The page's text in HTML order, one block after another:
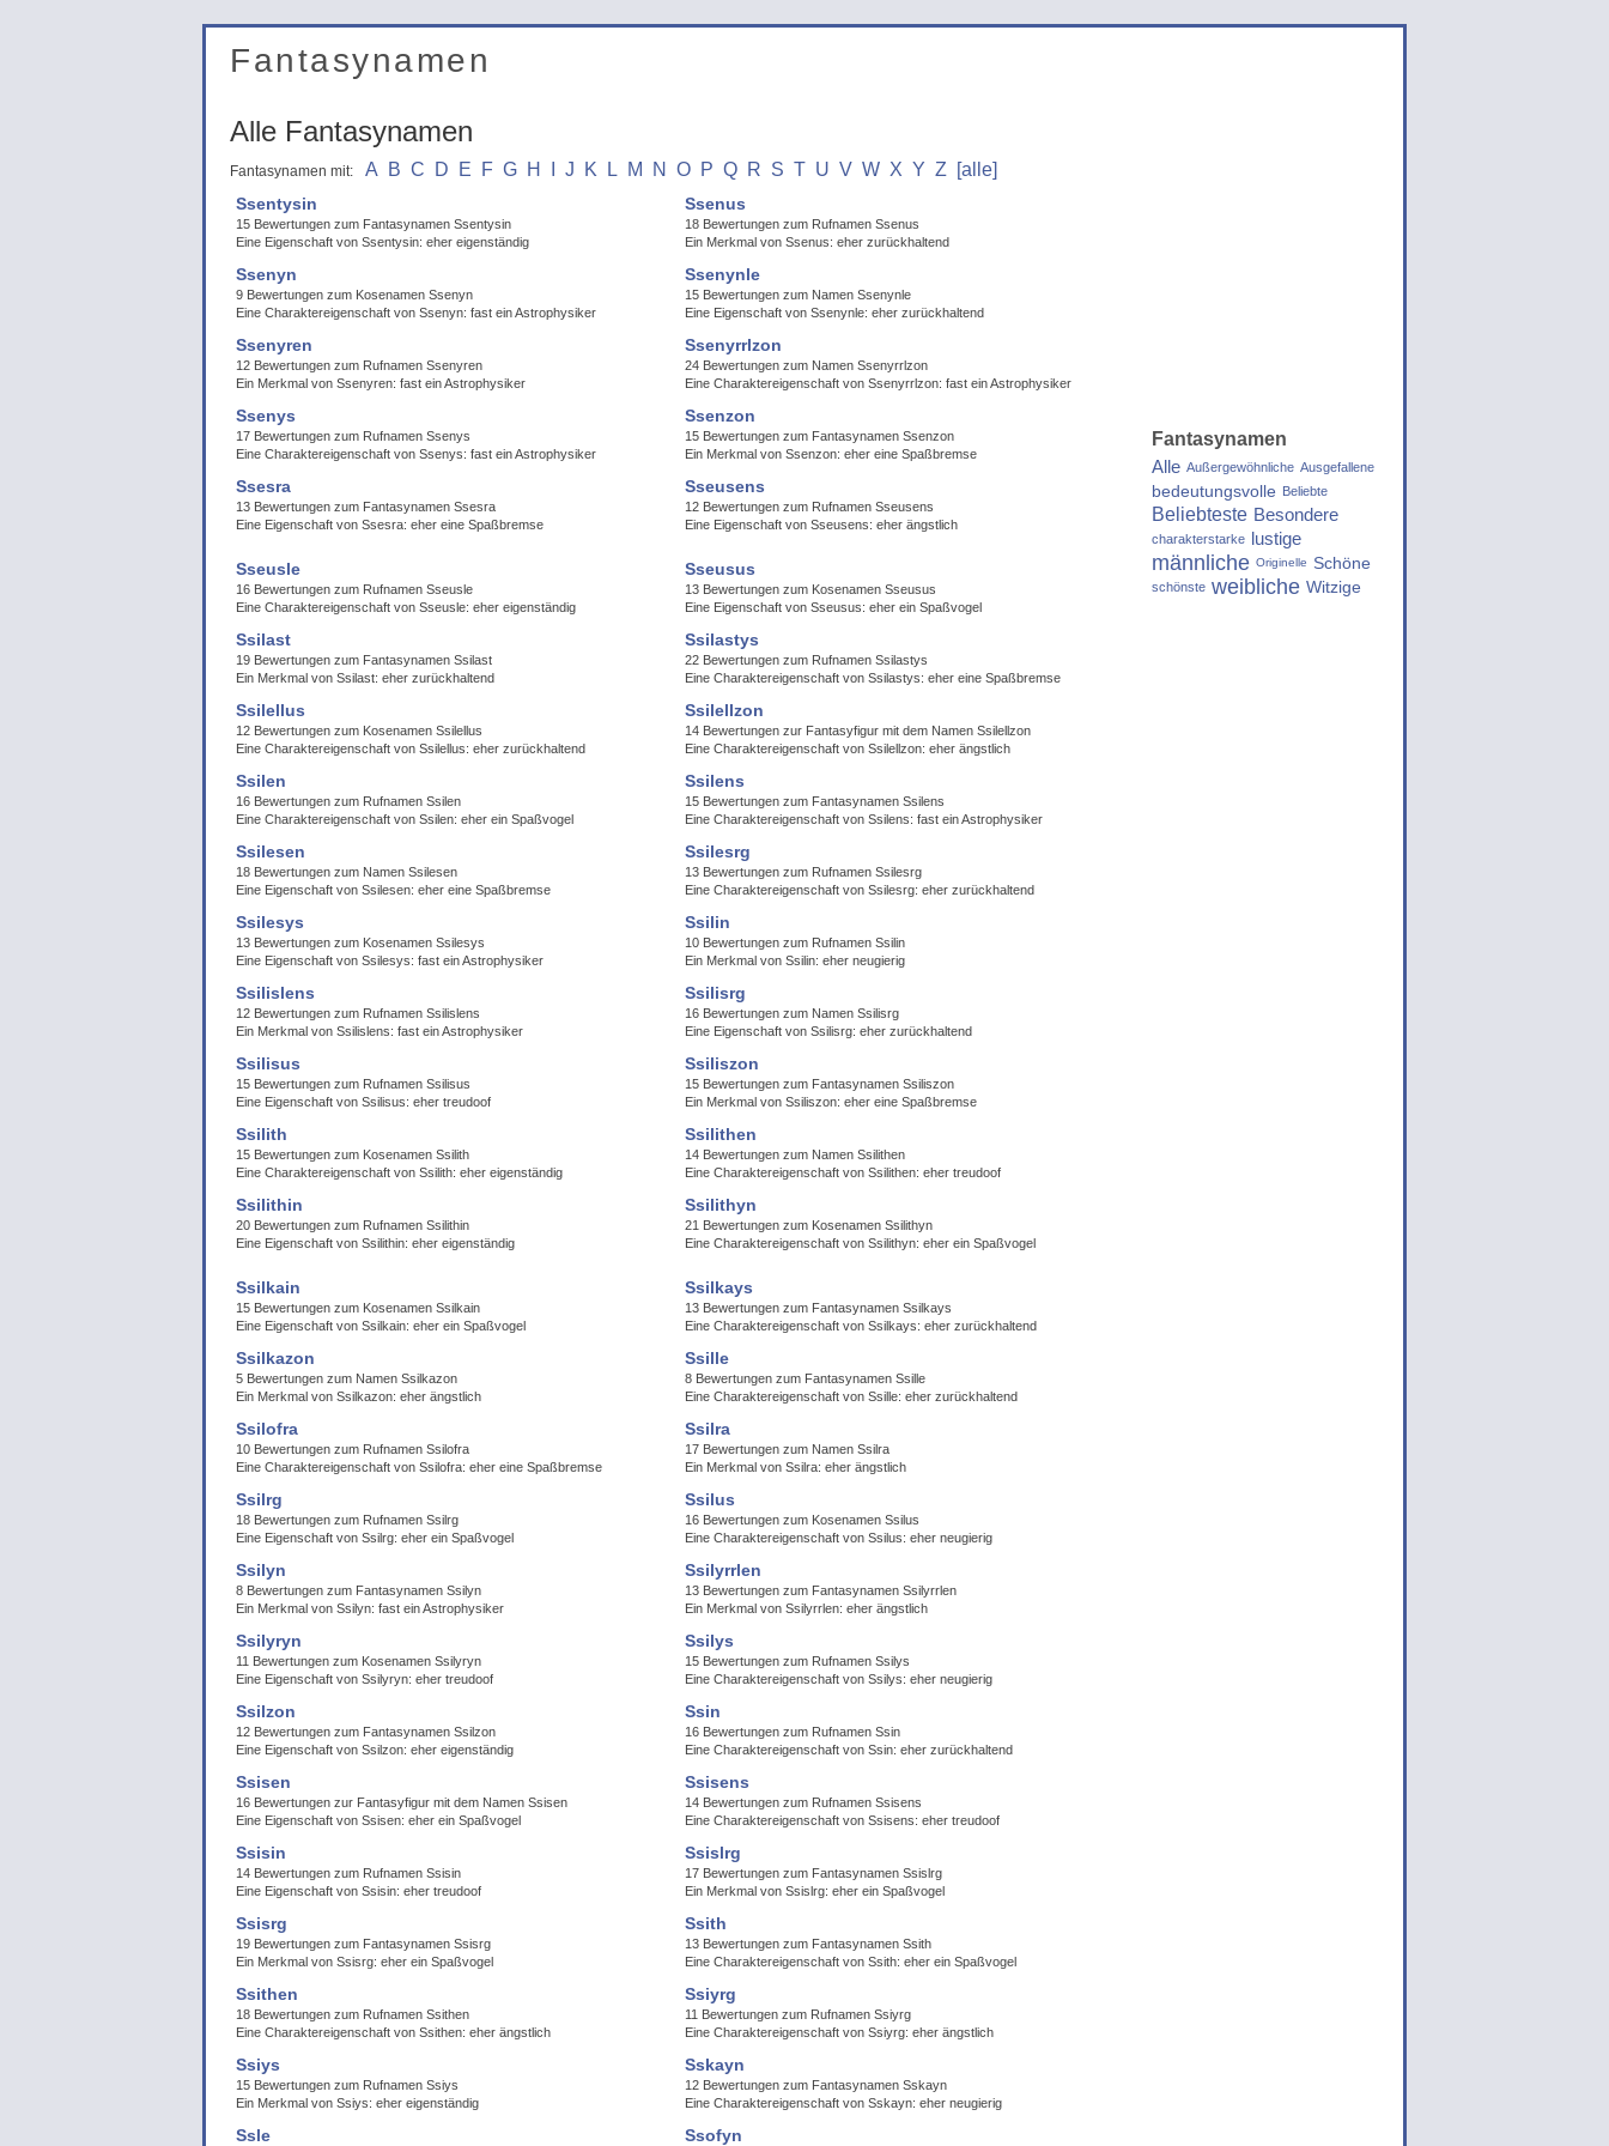
Fantasynamen
Alle Fantasynamen
Fantasynamen mit: A B C D E F G H J K L M N O P Q R S T U V W X Y Z [alle]
Ssentysin
15 Bewertungen zum Fantasynamen Ssentysin
Eine Eigenschaft von Ssentysin: eher eigenständig
Ssenus
18 Bewertungen zum Rufnamen Ssenus
Ein Merkmal von Ssenus: eher zurückhaltend
Ssenyn
9 Bewertungen zum Kosenamen Ssenyn
Eine Charaktereigenschaft von Ssenyn: fast ein Astrophysiker
Ssenynle
15 Bewertungen zum Namen Ssenynle
Eine Eigenschaft von Ssenynle: eher zurückhaltend
Ssenyren
12 Bewertungen zum Rufnamen Ssenyren
Ein Merkmal von Ssenyren: fast ein Astrophysiker
Ssenyrrlzon
24 Bewertungen zum Namen Ssenyrrlzon
Eine Charaktereigenschaft von Ssenyrrlzon: fast ein Astrophysiker
Ssenys
17 Bewertungen zum Rufnamen Ssenys
Eine Charaktereigenschaft von Ssenys: fast ein Astrophysiker
Ssenzon
15 Bewertungen zum Fantasynamen Ssenzon
Ein Merkmal von Ssenzon: eher eine Spaßbremse
Ssesra
13 Bewertungen zum Fantasynamen Ssesra
Eine Eigenschaft von Ssesra: eher eine Spaßbremse
Sseusens
12 Bewertungen zum Rufnamen Sseusens
Eine Eigenschaft von Sseusens: eher ängstlich
Sseusle
16 Bewertungen zum Rufnamen Sseusle
Eine Charaktereigenschaft von Sseusle: eher eigenständig
Sseusus
13 Bewertungen zum Kosenamen Sseusus
Eine Eigenschaft von Sseusus: eher ein Spaßvogel
Ssilast
19 Bewertungen zum Fantasynamen Ssilast
Ein Merkmal von Ssilast: eher zurückhaltend
Ssilastys
22 Bewertungen zum Rufnamen Ssilastys
Eine Charaktereigenschaft von Ssilastys: eher eine Spaßbremse
Ssilellus
12 Bewertungen zum Kosenamen Ssilellus
Eine Charaktereigenschaft von Ssilellus: eher zurückhaltend
Ssilellzon
14 Bewertungen zur Fantasyfigur mit dem Namen Ssilellzon
Eine Charaktereigenschaft von Ssilellzon: eher ängstlich
Ssilen
16 Bewertungen zum Rufnamen Ssilen
Eine Charaktereigenschaft von Ssilen: eher ein Spaßvogel
Ssilens
15 Bewertungen zum Fantasynamen Ssilens
Eine Charaktereigenschaft von Ssilens: fast ein Astrophysiker
Ssilesen
18 Bewertungen zum Namen Ssilesen
Eine Eigenschaft von Ssilesen: eher eine Spaßbremse
Ssilesrg
13 Bewertungen zum Rufnamen Ssilesrg
Eine Charaktereigenschaft von Ssilesrg: eher zurückhaltend
Ssilesys
13 Bewertungen zum Kosenamen Ssilesys
Eine Eigenschaft von Ssilesys: fast ein Astrophysiker
Ssilin
10 Bewertungen zum Rufnamen Ssilin
Ein Merkmal von Ssilin: eher neugierig
Ssilislens
12 Bewertungen zum Rufnamen Ssilislens
Ein Merkmal von Ssilislens: fast ein Astrophysiker
Ssilisrg
16 Bewertungen zum Namen Ssilisrg
Eine Eigenschaft von Ssilisrg: eher zurückhaltend
Ssilisus
15 Bewertungen zum Rufnamen Ssilisus
Eine Eigenschaft von Ssilisus: eher treudoof
Ssiliszon
15 Bewertungen zum Fantasynamen Ssiliszon
Ein Merkmal von Ssiliszon: eher eine Spaßbremse
Ssilith
15 Bewertungen zum Kosenamen Ssilith
Eine Charaktereigenschaft von Ssilith: eher eigenständig
Ssilithen
14 Bewertungen zum Namen Ssilithen
Eine Charaktereigenschaft von Ssilithen: eher treudoof
Ssilithin
20 Bewertungen zum Rufnamen Ssilithin
Eine Eigenschaft von Ssilithin: eher eigenständig
Ssilithyn
21 Bewertungen zum Kosenamen Ssilithyn
Eine Charaktereigenschaft von Ssilithyn: eher ein Spaßvogel
Ssilkain
15 Bewertungen zum Kosenamen Ssilkain
Eine Eigenschaft von Ssilkain: eher ein Spaßvogel
Ssilkays
13 Bewertungen zum Fantasynamen Ssilkays
Eine Charaktereigenschaft von Ssilkays: eher zurückhaltend
Ssilkazon
5 Bewertungen zum Namen Ssilkazon
Ein Merkmal von Ssilkazon: eher ängstlich
Ssille
8 Bewertungen zum Fantasynamen Ssille
Eine Charaktereigenschaft von Ssille: eher zurückhaltend
Ssilofra
10 Bewertungen zum Rufnamen Ssilofra
Eine Charaktereigenschaft von Ssilofra: eher eine Spaßbremse
Ssilra
17 Bewertungen zum Namen Ssilra
Ein Merkmal von Ssilra: eher ängstlich
Ssilrg
18 Bewertungen zum Rufnamen Ssilrg
Eine Eigenschaft von Ssilrg: eher ein Spaßvogel
Ssilus
16 Bewertungen zum Kosenamen Ssilus
Eine Charaktereigenschaft von Ssilus: eher neugierig
Ssilyn
8 Bewertungen zum Fantasynamen Ssilyn
Ein Merkmal von Ssilyn: fast ein Astrophysiker
Ssilyrrlen
13 Bewertungen zum Fantasynamen Ssilyrrlen
Ein Merkmal von Ssilyrrlen: eher ängstlich
Ssilyryn
11 Bewertungen zum Kosenamen Ssilyryn
Eine Eigenschaft von Ssilyryn: eher treudoof
Ssilys
15 Bewertungen zum Rufnamen Ssilys
Eine Charaktereigenschaft von Ssilys: eher neugierig
Ssilzon
12 Bewertungen zum Fantasynamen Ssilzon
Eine Eigenschaft von Ssilzon: eher eigenständig
Ssin
16 Bewertungen zum Rufnamen Ssin
Eine Charaktereigenschaft von Ssin: eher zurückhaltend
Ssisen
16 Bewertungen zur Fantasyfigur mit dem Namen Ssisen
Eine Eigenschaft von Ssisen: eher ein Spaßvogel
Ssisens
14 Bewertungen zum Rufnamen Ssisens
Eine Charaktereigenschaft von Ssisens: eher treudoof
Ssisin
14 Bewertungen zum Rufnamen Ssisin
Eine Eigenschaft von Ssisin: eher treudoof
Ssislrg
17 Bewertungen zum Fantasynamen Ssislrg
Ein Merkmal von Ssislrg: eher ein Spaßvogel
Ssisrg
19 Bewertungen zum Fantasynamen Ssisrg
Ein Merkmal von Ssisrg: eher ein Spaßvogel
Ssith
13 Bewertungen zum Fantasynamen Ssith
Eine Charaktereigenschaft von Ssith: eher ein Spaßvogel
Ssithen
18 Bewertungen zum Rufnamen Ssithen
Eine Charaktereigenschaft von Ssithen: eher ängstlich
Ssiyrg
11 Bewertungen zum Rufnamen Ssiyrg
Eine Charaktereigenschaft von Ssiyrg: eher ängstlich
Ssiys
15 Bewertungen zum Rufnamen Ssiys
Ein Merkmal von Ssiys: eher eigenständig
Sskayn
12 Bewertungen zum Fantasynamen Sskayn
Eine Charaktereigenschaft von Sskayn: eher neugierig
Ssle Ssofyn
Fantasynamen
Alle Außergewöhnliche Ausgefallene
bedeutungsvolle Beliebte
Beliebteste Besondere
charakterstarke lustige
männliche Originelle Schöne
schönste weibliche Witzige